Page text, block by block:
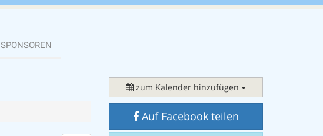
SPONSOREN
zum Kalender hinzufügen
Auf Facebook teilen